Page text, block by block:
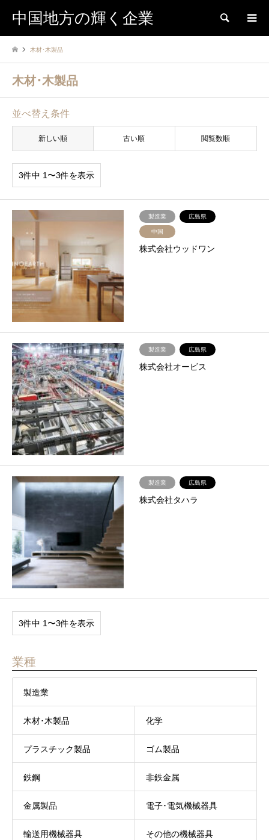
中国地方の輝く企業 検索
木材･木製品
木材･木製品
並べ替え条件
新しい順 古い順 閲覧数順
3件中 1〜3件を表示
製造業 広島県
中国
株式会社ウッドワン
製造業 広島県
株式会社オービス
製造業 広島県
株式会社タハラ
3件中 1〜3件を表示
業種
製造業
木材･木製品 化学
プラスチック製品 ゴム製品
鉄鋼 非鉄金属
金属製品 電子･電気機械器具
輸送用機械器具 その他の機械器具